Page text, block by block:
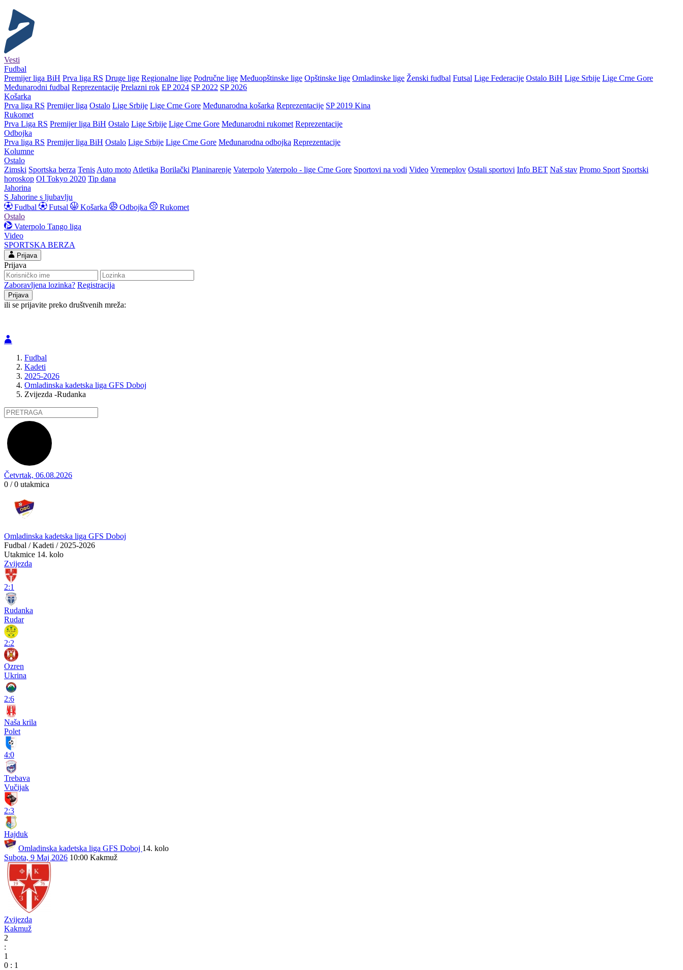
Vesti
Fudbal
Premijer liga BiH Prva liga RS Druge lige Regionalne lige Područne lige Međuopštinske lige Opštinske lige Omladinske lige Ženski fudbal Futsal Lige Federacije Ostalo BiH Lige Srbije Lige Crne Gore
Međunarodni fudbal Reprezentacije Prelazni rok EP 2024 SP 2022 SP 2026
Košarka
Prva liga RS Premijer liga Ostalo Lige Srbije Lige Crne Gore Međunarodna košarka Reprezentacije SP 2019 Kina
Rukomet
Prva Liga RS Premijer liga BiH Ostalo Lige Srbije Lige Crne Gore Međunarodni rukomet Reprezentacije
Odbojka
Prva liga RS Premijer liga BiH Ostalo Lige Srbije Lige Crne Gore Međunarodna odbojka Reprezentacije
Kolumne
Ostalo
Zimski Sportska berza Tenis Auto moto Atletika Borilački Planinarenje Vaterpolo Vaterpolo - lige Crne Gore Sportovi na vodi Video Vremeplov Ostali sportovi Info BET Naš stav Promo Sport Sportski
horoskop OI Tokyo 2020 Tip dana
Jahorina
S Jahorine s ljubavlju
Fudbal
Futsal Košarka Odbojka
Rukomet
Ostalo
Vaterpolo Tango liga
Video
SPORTSKA BERZA
Prijava
Prijava
Zaboravljena lozinka? Registracija
ili se prijavite preko društvenih mreža:
Fudbal
Kadeti
2025-2026
Omladinska kadetska liga GFS Doboj
Zvijezda -Rudanka
Četvrtak, 06.08.2026
0 / 0 utakmica
Omladinska kadetska liga GFS Doboj
Fudbal / Kadeti / 2025-2026
Utakmice 14. kolo
Zvijezda
2:1
Rudanka
Rudar
2:2
Ozren
Ukrina
2:6
Naša krila
Polet
4:0
Trebava
Vučijak
2:3
Hajduk
Omladinska kadetska liga GFS Doboj 14. kolo
Subota, 9 Maj 2026 10:00 Kakmuž
Zvijezda
Kakmuž
2
:
1
0 : 1